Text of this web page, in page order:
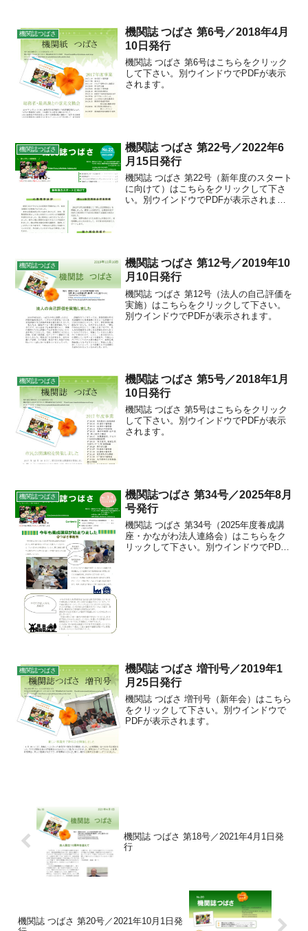
機関誌つばさ
機関誌 つばさ 第6号／2018年4月
10日発行
機関誌 つばさ 第6号はこちらをクリック
して下さい。別ウインドウでPDFが表示
されます。
機関誌つばさ
機関誌 つばさ 第22号／2022年6
月15日発行
機関誌 つばさ 第22号（新年度のスタート
に向けて）はこちらをクリックして下さ
い。別ウインドウでPDFが表示されま
機関誌つばさ
機関誌 つばさ 第12号／2019年10
月10日発行
機関誌 つばさ 第12号（法人の自己評価を
実施）はこちらをクリックして下さい。
別ウインドウでPDFが表示されます。
機関誌つばさ
機関誌 つばさ 第5号／2018年1月
10日発行
機関誌 つばさ 第5号はこちらをクリック
して下さい。別ウインドウでPDFが表示
されます。
機関誌つばさ
機関誌つばさ 第34号／2025年8月
号発行
機関誌 つばさ 第34号（2025年度養成講
座・かながわ法人連絡会）はこちらをク
リックして下さい。別ウインドウでPDF
機関誌つばさ
機関誌 つばさ 増刊号／2019年1
月25日発行
機関誌 つばさ 増刊号（新年会）はこちら
をクリックして下さい。別ウインドウで
PDFが表示されます。
機関誌 つばさ 第18号／2021年4月1日発
行
機関誌 つばさ 第20号／2021年10月1日発